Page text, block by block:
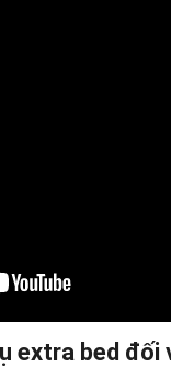
extra bed đối